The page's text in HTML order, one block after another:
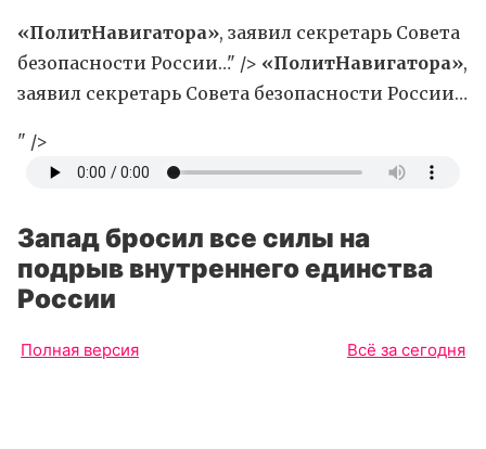
«ПолитНавигатора», заявил секретарь Совета
безопасности России…" /> «ПолитНавигатора»,
заявил секретарь Совета безопасности России…
" />
Запад бросил все силы на
подрыв внутреннего единства
России
Полная версия Всё за сегодня